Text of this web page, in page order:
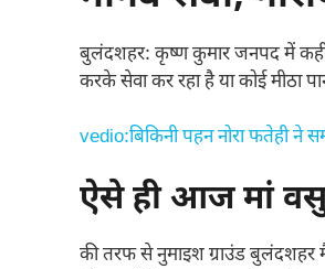
बुलंदशहर: कृष्ण कुमार जनपद में
करके सेवा कर रहा है या कोई मीठा
vedio:बिकिनी पहन नोरा फतेही ने
ऐसे ही आज मां
की तरफ से नुमाइश ग्राउंड बुलंदशहर